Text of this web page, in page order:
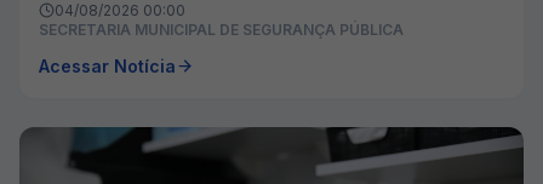
04/08/2026 00:00
SECRETARIA MUNICIPAL DE SEGURANÇA PÚBLICA
Acessar Notícia